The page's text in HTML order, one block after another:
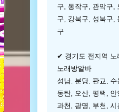
구, 동작구, 관악구,
구, 강북구, 성북구,
구
✔ 경기도 전지역 노
노래방알바
성남, 분당, 판교,
동탄, 오산, 평택,
과천, 광명, 부천, 시